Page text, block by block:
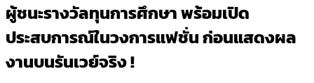
Link
ผู้ชนะรางวัลทุนการศึกษา พร้อมเปิด
ประสบการณ์ในวงการแฟชั่น ก่อนแสดงผล
งานบนรันเวย์จริง!